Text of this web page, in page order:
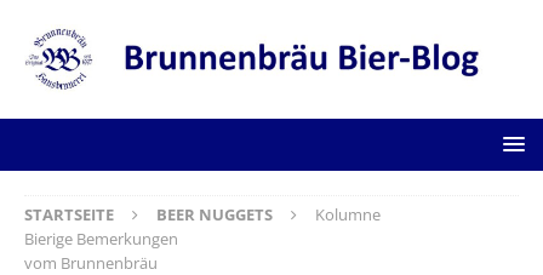
STARTSEITE BEER NUGGETS
Kolumne
Bierige Bemerkungen
vom Brunnenbräu